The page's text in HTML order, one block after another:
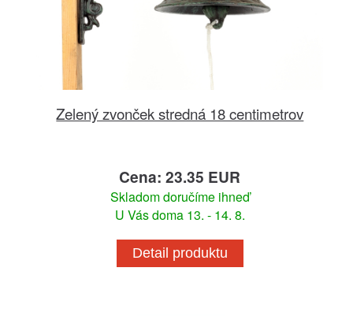
Zelený zvonček stredná 18 centimetrov
Cena: 23.35 EUR
Skladom doručíme ihneď
U Vás doma 13. - 14. 8.
Detail produktu